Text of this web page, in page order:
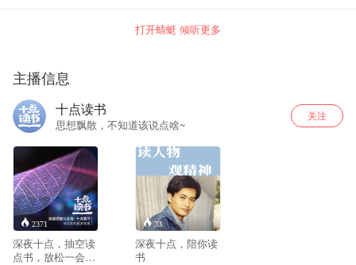
打开蜻蜓 倾听更多
主播信息
十点读书
思想飘散，不知道该说点啥~
关注
2371
深夜十点，抽空读
点书，放松一会，
33
深夜十点，陪你读
书